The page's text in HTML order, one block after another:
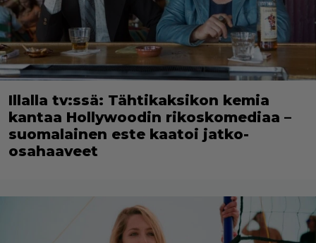
Illalla tv:ssä: Tähtikaksikon kemia
kantaa Hollywoodin rikoskomediaa –
suomalainen este kaatoi jatko-
osahaaveet